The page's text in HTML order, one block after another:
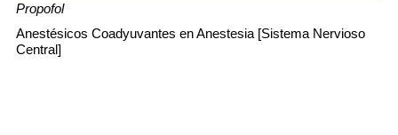
Propofol
Anestésicos Coadyuvantes en Anestesia [Sistema Nervioso
Central]